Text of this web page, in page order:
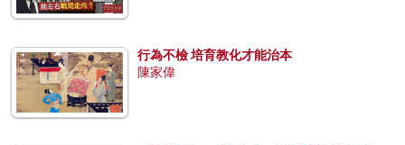
行為不檢 培育教化才能治本
陳家偉